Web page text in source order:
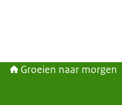
Groeien naar morgen